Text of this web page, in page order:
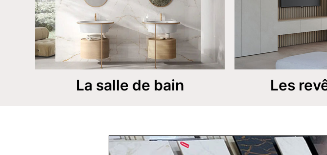
La salle de bain Les